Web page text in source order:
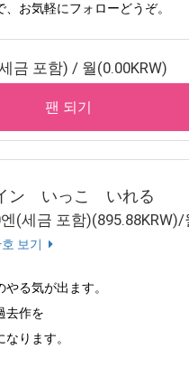
お気軽にフォローどうぞ。
금 포함) / 월(0.00KRW)
팬 되기
ン いっこ いれる
(세금 포함)(895.88KRW)/
보기
る気が出ます。
去作を
ります。